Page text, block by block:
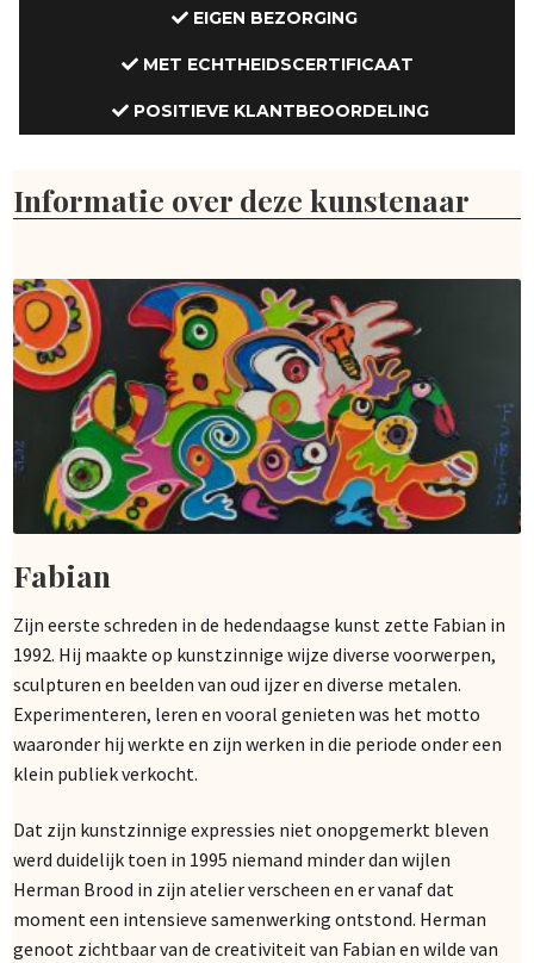
EIGEN BEZORGING
MET ECHTHEIDSCERTIFICAAT
POSITIEVE KLANTBEOORDELING
Informatie over deze kunstenaar
Fabian
Zijn eerste schreden in de hedendaagse kunst zette Fabian in
1992. Hij maakte op kunstzinnige wijze diverse voorwerpen,
sculpturen en beelden van oud ijzer en diverse metalen.
Experimenteren, leren en vooral genieten was het motto
waaronder hij werkte en zijn werken in die periode onder een
klein publiek verkocht.
Dat zijn kunstzinnige expressies niet onopgemerkt bleven
werd duidelijk toen in 1995 niemand minder dan wijlen
Herman Brood in zijn atelier verscheen en er vanaf dat
moment een intensieve samenwerking ontstond. Herman
genoot zichtbaar van de creativiteit van Fabian en wilde van